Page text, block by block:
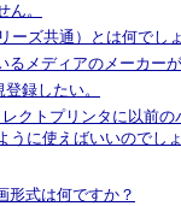
。
ーズ共通）とは何でし
るメディアのメーカー
録したい。
クトプリンタに以前
うに使えばいいのでし
形式は何ですか？